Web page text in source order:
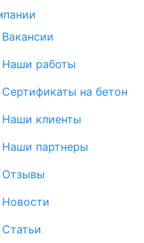
Вакансии
Наши работы
Сертификаты на бетон
Наши клиенты
Наши партнеры
Отзывы
Новости
Статьи